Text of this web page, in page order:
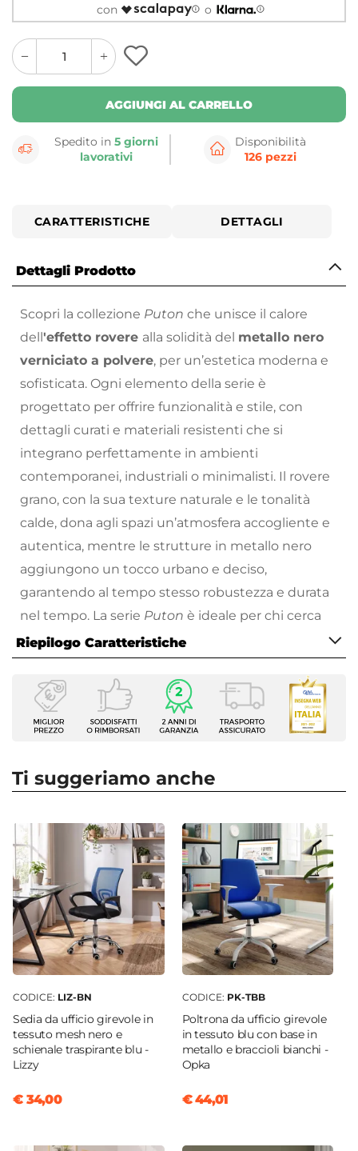
con
o
quantity
button
quantity
minus
button
AGGIUNGI AL CARRELLO
Spedito in5 giorni
lavorativi
Disponibilità
126 pezzi
CARATTERISTICHE DETTAGLI
Dettagli Prodotto
Scopri la collezione Puton che unisce il calore
dell 'effetto rovere alla solidità del metallo nero
verniciato a polvere, per un’estetica moderna e
sofisticata. Ogni elemento della serie è
progettato per offrire funzionalità e stile, con
dettagli curati e materiali resistenti che si
integrano perfettamente in ambienti
contemporanei, industriali o minimalisti. Il rovere
grano, con la sua texture naturale e le tonalità
calde, dona agli spazi un’atmosfera accogliente e
autentica, mentre le strutture in metallo nero
aggiungono un tocco urbano e deciso,
garantendo al tempo stesso robustezza e durata
nel tempo. La serie Puton è ideale per chi cerca
un arredo di carattere, capace di valorizzare ogni
ambiente, dal soggiorno alla zona studio, fino alla
camera da letto.
Design essenziale, ma Puton ha uno stile che
Scegli i complementi d’arredo perfetti per
arredare la tua casa come hai sempre sognato: sul
per tutte le necessità, stili di arredamento e
prezzo!
Riepilogo Caratteristiche
Caratteristiche
Tipologia
Scrivania
Larghezza
Profondità
51 cm
Altezza
82 cm
Colore Piano
Nero
Colore Struttura
Metallo
Materiale Struttura
Fibra di legno
Struttura
Ti suggeriamo anche
CODICE: LIZ-BN
Sedia da ufficio girevole in
tessuto mesh nero e
schienale traspirante blu -
Lizzy
€ 34,00
CODICE: PK-TBB
Poltrona da ufficio girevole
in tessuto blu con base in
metallo e braccioli bianchi -
Opka
€ 44,01